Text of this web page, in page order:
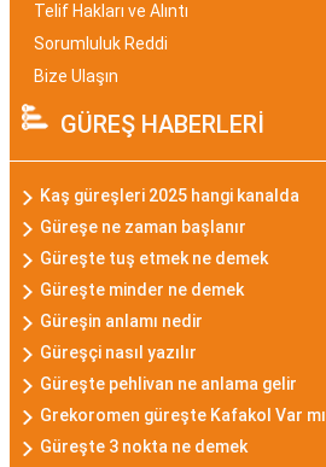
Telif Hakları ve Alıntı
Sorumluluk Reddi
Bize Ulaşın
GÜREŞ HABERLERİ
Kaş güreşleri 2025 hangi kanalda
Güreşe ne zaman başlanır
Güreşte tuş etmek ne demek
Güreşte minder ne demek
Güreşin anlamı nedir
Güreşçi nasıl yazılır
Güreşte pehlivan ne anlama gelir
Grekoromen güreşte Kafakol Var mı
Güreşte 3 nokta ne demek